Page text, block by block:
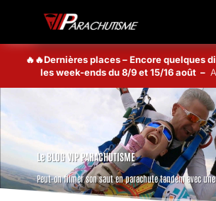
🔥🔥Dernières places – Encore quelques
les week-ends du 8/9 et 15/16 août –
Le BLOG VIP PARACHUTISME
Peut-on filmer son saut en parachute tandem avec une